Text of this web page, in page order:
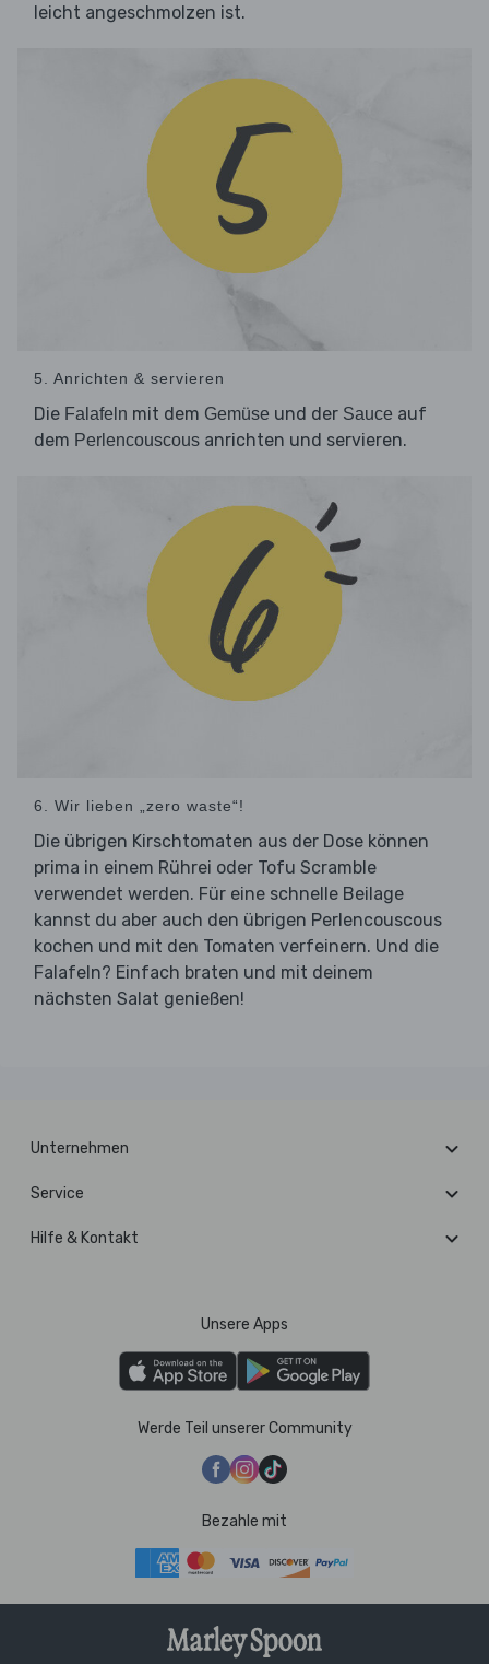
leicht angeschmolzen ist.
5. Anrichten & servieren
Die Falafeln mit dem Gemüse und der Sauce auf
dem Perlencouscous anrichten und servieren.
6. Wir lieben „zero waste“!
Die übrigen Kirschtomaten aus der Dose können
prima in einem Rührei oder Tofu Scramble
verwendet werden. Für eine schnelle Beilage
kannst du aber auch den übrigen Perlencouscous
kochen und mit den Tomaten verfeinern. Und die
Falafeln? Einfach braten und mit deinem
nächsten Salat genießen!
Unternehmen
Service
Hilfe & Kontakt
Unsere Apps
Werde Teil unserer Community
Bezahle mit